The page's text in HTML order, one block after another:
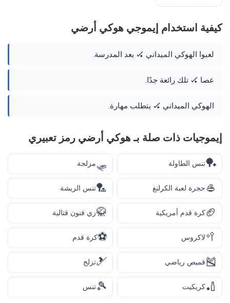
كيفية استخدام إيموجي هوكي أرضي
لعبوا الهوكي الميداني 🏑 بعد المدرسة.
عصا 🏑 تلك رائعة جدًا.
الهوكي الميداني 🏑 يتطلب مهارة.
إيموجيات ذات صلة بـ هوكي أرضي رمز تعبيري
🏓تنس الطاولة 🛷مزلجة
🥌حجرة لعبة الكرلنغ 🏸تنس الريشة
🏈كرة قدم أمريكية 🥋زي فنون قتالية
🥍لاكروس ⚽كرة قدم
🎽قميص رياضي 🎿تزلج
🏏كريكيت 🎾تنس